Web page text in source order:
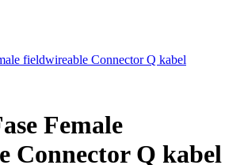
fieldwireable Connector Q kabel
Female
Connector Q kabel